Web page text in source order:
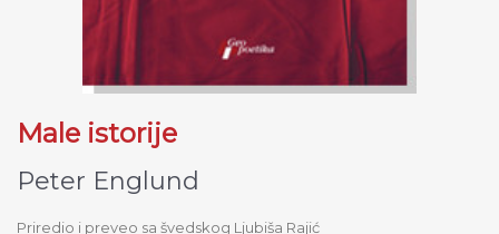
Male istorije
Peter Englund
Priredio i preveo sa švedskog Ljubiša Rajić